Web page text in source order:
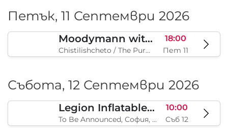
Maimunarnika, София, BG Чет 10
Петък, 11 Септември 2026
Chistilishcheto / The Purgatory, София, BG Пет 11
Събота, 12 Септември 2026